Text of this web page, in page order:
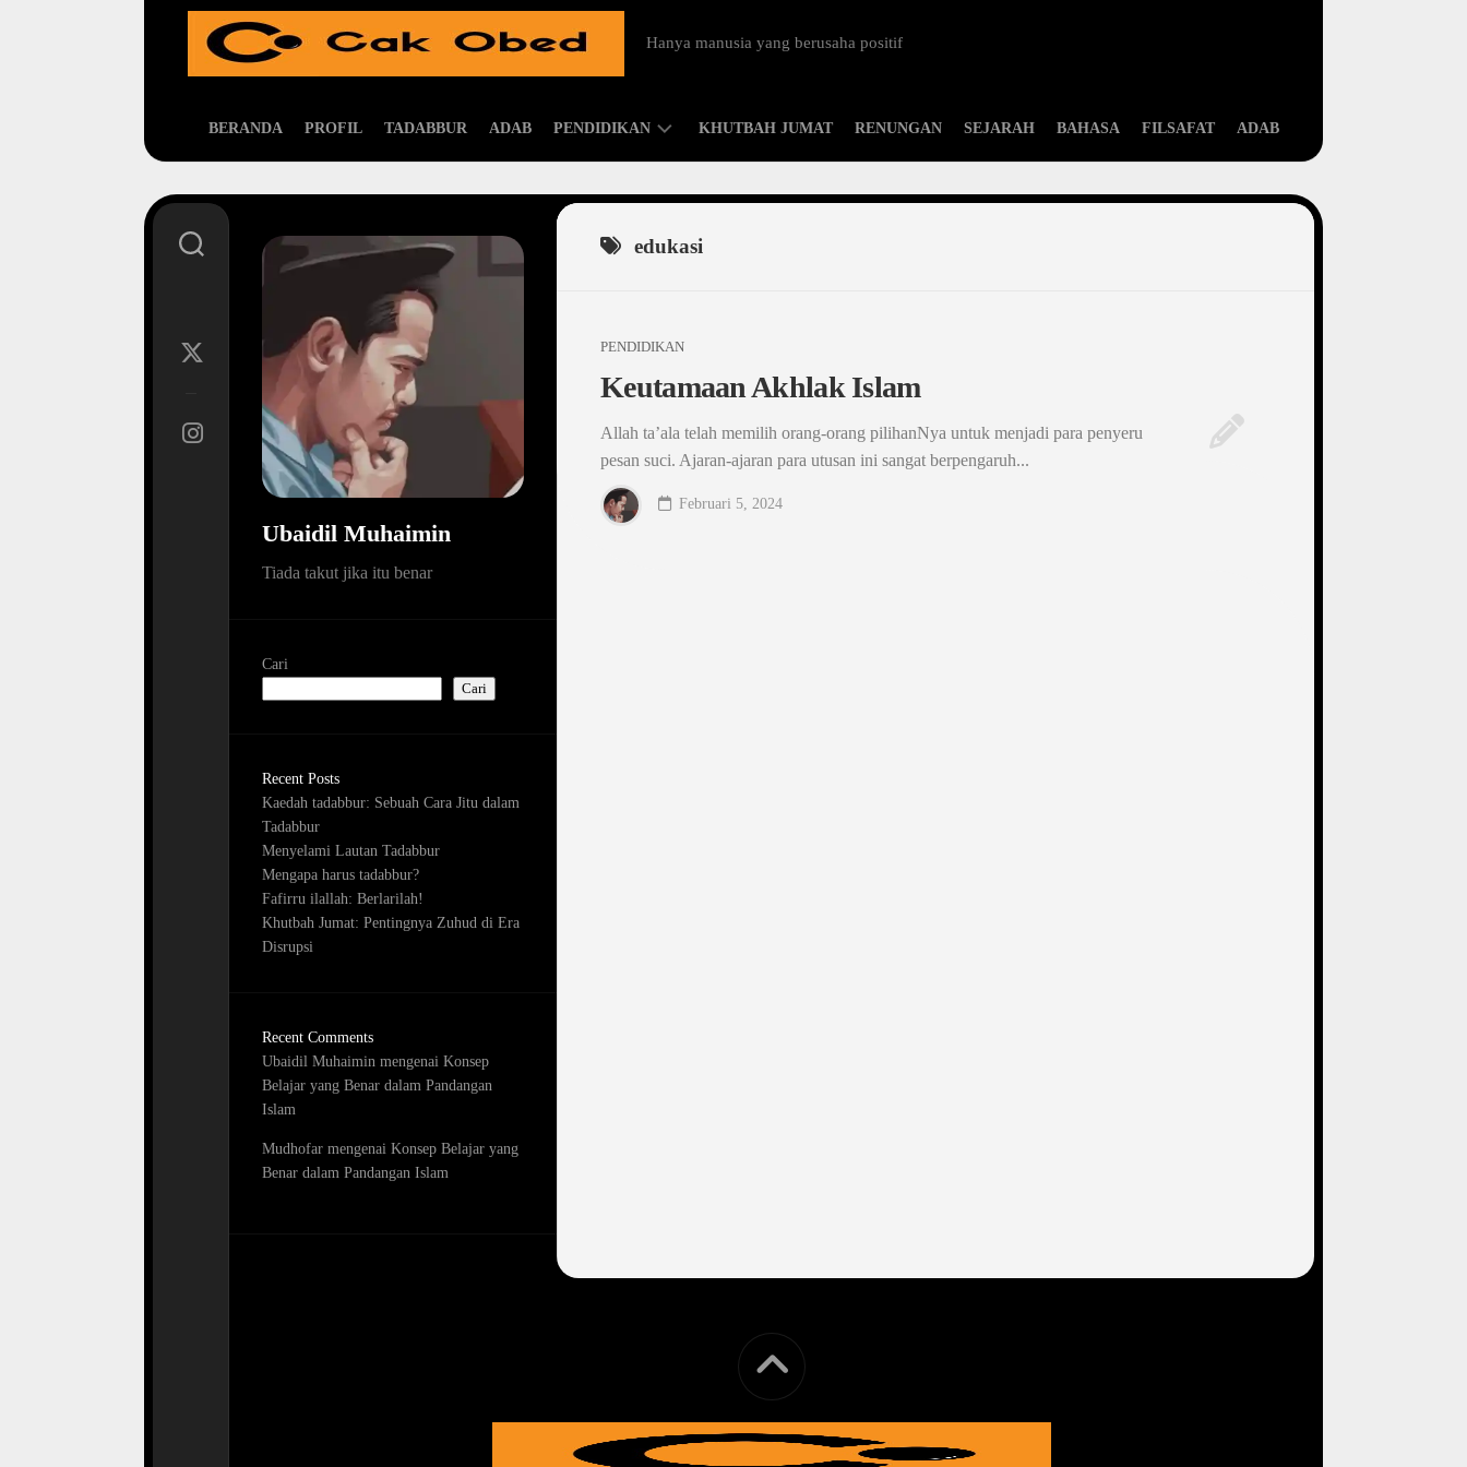
Hanya manusia yang berusaha positif
BERANDA PROFIL TADABBUR ADAB PENDIDIKAN
ISLAMIC
KHUTBAH JUMAT RENUNGAN SEJARAH BAHASA FILSAFAT ADAB
edukasi
PENDIDIKAN
Keutamaan Akhlak Islam
Allah ta’ala telah memilih orang-orang pilihanNya untuk menjadi para penyeru
pesan suci. Ajaran-ajaran para utusan ini sangat berpengaruh...
Februari 5, 2024
Ubaidil Muhaimin
Tiada takut jika itu benar
Cari
Cari
Recent Posts
Kaedah tadabbur: Sebuah Cara Jitu dalam
Tadabbur
Menyelami Lautan Tadabbur
Mengapa harus tadabbur?
Fafirru ilallah: Berlarilah!
Khutbah Jumat: Pentingnya Zuhud di Era
Disrupsi
Recent Comments
Ubaidil Muhaimin mengenai Konsep
Belajar yang Benar dalam Pandangan
Islam
Mudhofar mengenai Konsep Belajar yang
Benar dalam Pandangan Islam